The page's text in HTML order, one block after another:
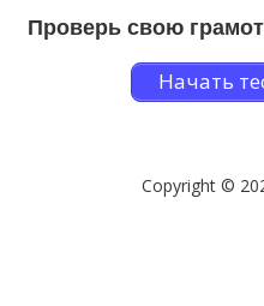
Проверь свою
Начать
Copyright ©